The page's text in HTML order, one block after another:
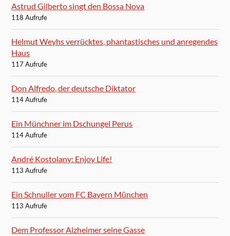
Astrud Gilberto singt den Bossa Nova
118 Aufrufe
Helmut Weyhs verrücktes, phantastisches und anregendes
Haus
117 Aufrufe
Don Alfredo, der deutsche Diktator
114 Aufrufe
Ein Münchner im Dschungel Perus
114 Aufrufe
André Kostolany: Enjoy Life!
113 Aufrufe
Ein Schnuller vom FC Bayern München
113 Aufrufe
Dem Professor Alzheimer seine Gasse